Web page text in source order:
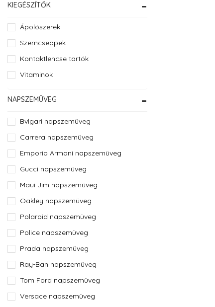
KIEGÉSZÍTŐK
Ápolószerek
Szemcseppek
Kontaktlencse tartók
Vitaminok
NAPSZEMÜVEG
Bvlgari napszemüveg
Carrera napszemüveg
Emporio Armani napszemüveg
Gucci napszemüveg
Maui Jim napszemüveg
Oakley napszemüveg
Polaroid napszemüveg
Police napszemüveg
Prada napszemüveg
Ray-Ban napszemüveg
Tom Ford napszemüveg
Versace napszemüveg